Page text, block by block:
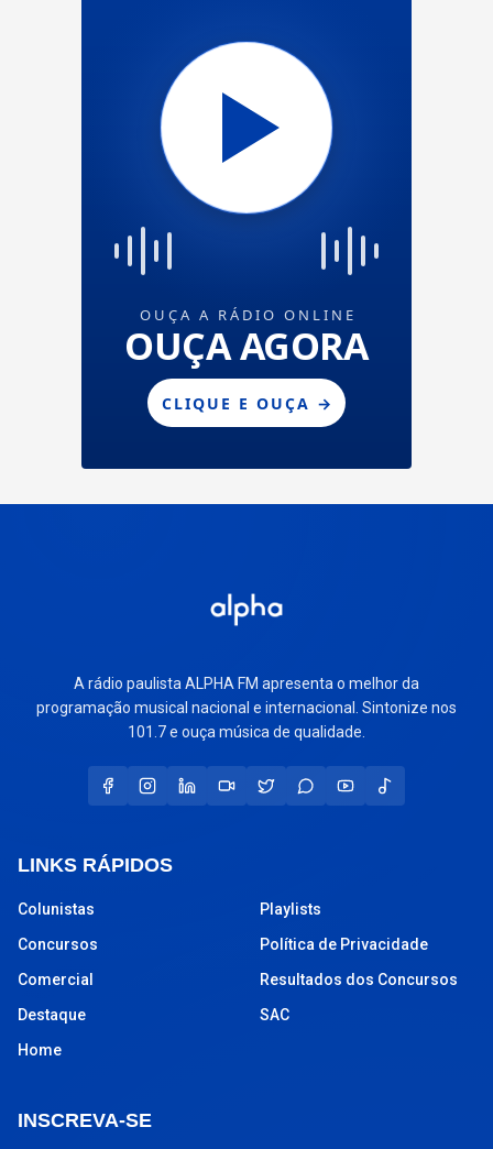
A rádio paulista ALPHA FM apresenta o melhor da
programação musical nacional e internacional. Sintonize nos
101.7 e ouça música de qualidade.
LINKS RÁPIDOS
Colunistas
Concursos
Comercial
Destaque
Home
Playlists
Política de Privacidade
Resultados dos Concursos
SAC
INSCREVA-SE